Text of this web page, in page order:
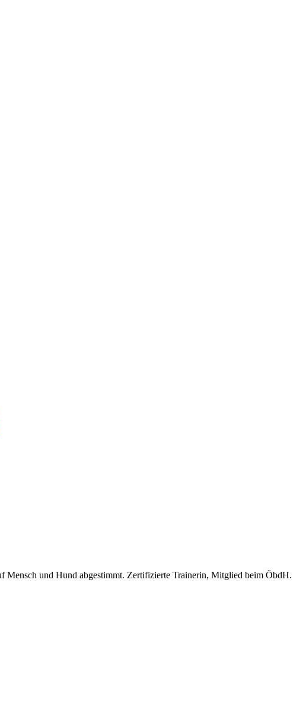
Mensch und Hund abgestimmt. Zertifizierte Trainerin, Mitglied beim ÖbdH.